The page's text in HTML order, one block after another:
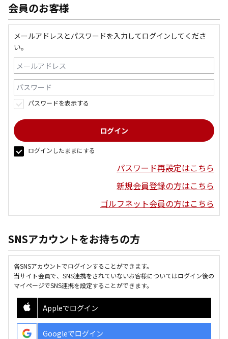
会員のお客様
メールアドレスとパスワードを入力してログインしてくださ
い。
パスワードを表示する
ログインしたままにする
パスワード再設定はこちら
新規会員登録の方はこちら
ゴルフネット会員の方はこちら
SNSアカウントをお持ちの方
各SNSアカウントでログインすることができます。
当サイト会員で、SNS連携をされていないお客様についてはログイン後の
マイページでSNS連携を設定することができます。
Appleでログイン
Googleでログイン